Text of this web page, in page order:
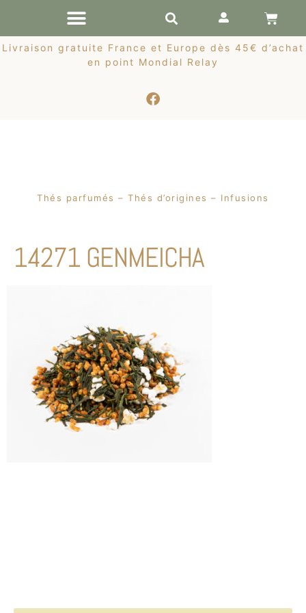
Livraison gratuite France et Europe dès 45€ d’achat
en point Mondial Relay
Thés parfumés – Thés d’origines – Infusions
14271 GENMEICHA